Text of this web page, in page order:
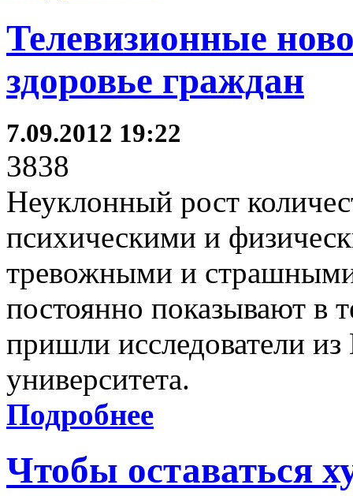
Телевизионные
здоровье граждан
7.09.2012 19:22
3838
Неуклонный рост
психическими и
тревожными и
постоянно показывают в
пришли исследователи
университета.
Подробнее
Чтобы оставаться